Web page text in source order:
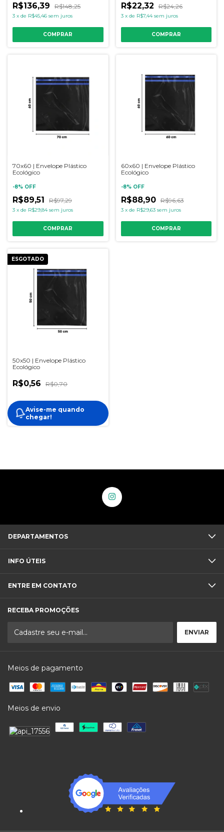
R$136,39 R$148,25
3 x de R$45,46 sem juros
COMPRAR
R$22,32 R$24,26
3 x de R$7,44 sem juros
COMPRAR
70x60 | Envelope Plástico
Ecológico
-8% OFF
R$89,51 R$97,29
3 x de R$29,84 sem juros
COMPRAR
60x60 | Envelope Plástico
Ecológico
-8% OFF
R$88,90 R$96,63
3 x de R$29,63 sem juros
COMPRAR
ESGOTADO
50x50 | Envelope Plástico
Ecológico
R$0,56 R$0,70
Avise-me quando
chegar!
DEPARTAMENTOS
INFO ÚTEIS
ENTRE EM CONTATO
RECEBA PROMOÇÕES
Meios de pagamento
Meios de envio